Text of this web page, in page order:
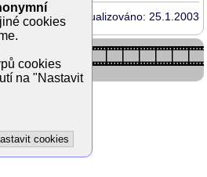
Aktualizováno: 25.1.2003
cookies
cookies
na "Nastavit
cookies